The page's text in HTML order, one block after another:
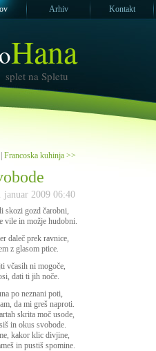
Arhiv Kontakt
Hana
splet na Spletu
Francoska kuhinja >>
januar 2009 06:40
skozi gozd čarobni,
vile in možje hudobni.
daleč prek ravnice,
z glasom ptice.
včasih ni mogoče,
dati ti jih noče.
po neznani poti,
da mi greš naproti.
skrita moč usode,
in okus svobode.
kakor klic divjine,
in pustiš spomine.